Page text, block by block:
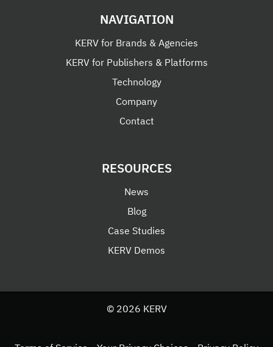
NAVIGATION
KERV for Brands & Agencies
KERV for Publishers & Platforms
Technology
Company
Contact
RESOURCES
News
Blog
Case Studies
KERV Demos
© 2026 KERV